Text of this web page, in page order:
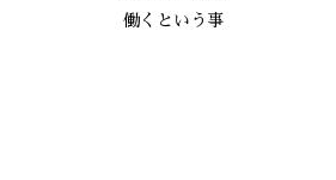
働くという事